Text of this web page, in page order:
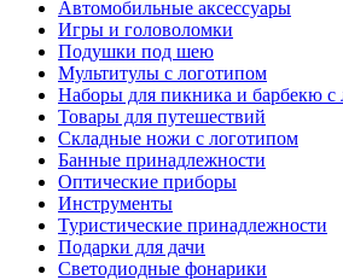
Автомобильные аксессуары
Игры и головоломки
Подушки под шею
Мультитулы с логотипом
Наборы для пикника и барбекю с
Товары для путешествий
Складные ножи с логотипом
Банные принадлежности
Оптические приборы
Инструменты
Туристические принадлежности
Подарки для дачи
Светодиодные фонарики